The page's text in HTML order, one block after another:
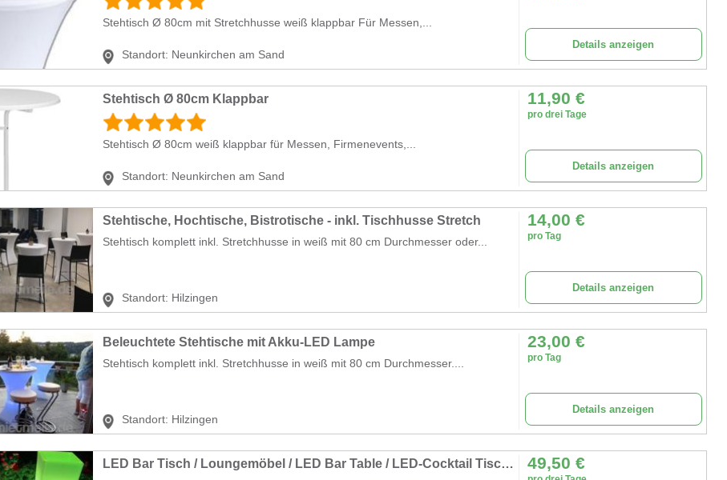
Stehtisch Ø 80cm mit Stretchhusse weiß klappbar Für Messen,...
Standort: Neunkirchen am Sand
Details anzeigen
Stehtisch Ø 80cm Klappbar
Stehtisch Ø 80cm weiß klappbar für Messen, Firmenevents,...
Standort: Neunkirchen am Sand
11,90 €
pro drei Tage
Details anzeigen
Stehtische, Hochtische, Bistrotische - inkl. Tischhusse Stretch
Stehtisch komplett inkl. Stretchhusse in weiß mit 80 cm Durchmesser oder...
Standort: Hilzingen
14,00 €
pro Tag
Details anzeigen
Beleuchtete Stehtische mit Akku-LED Lampe
Stehtisch komplett inkl. Stretchhusse in weiß mit 80 cm Durchmesser....
Standort: Hilzingen
23,00 €
pro Tag
Details anzeigen
LED Bar Tisch / Loungemöbel / LED Bar Table / LED-Cocktail Tisch / Akku LED 49,50 €